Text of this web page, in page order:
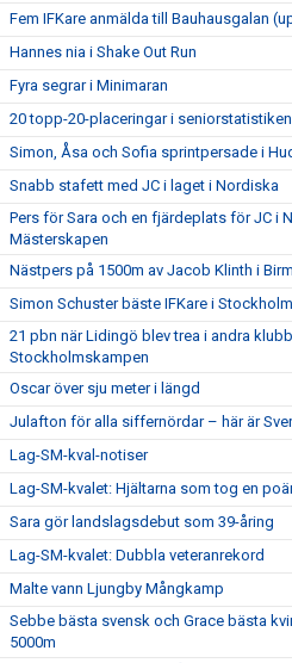
Fem IFKare anmälda till Bauhausgalan
Hannes nia i Shake Out Run
Fyra segrar i Minimaran
20 topp-20-placeringar i seniorstatistiken
Simon, Åsa och Sofia sprintpersade i
Snabb stafett med JC i laget i Nordiska
Pers för Sara och en fjärdeplats för JC i
Mästerskapen
Nästpers på 1500m av Jacob Klinth i
Simon Schuster bäste IFKare i
21 pbn när Lidingö blev trea i andra
Stockholmskampen
Oscar över sju meter i längd
Julafton för alla siffernördar – här är
Lag-SM-kval-notiser
Lag-SM-kvalet: Hjältarna som tog en
Sara gör landslagsdebut som 39-åring
Lag-SM-kvalet: Dubbla veteranrekord
Malte vann Ljungby Mångkamp
Sebbe bästa svensk och Grace bästa
5000m